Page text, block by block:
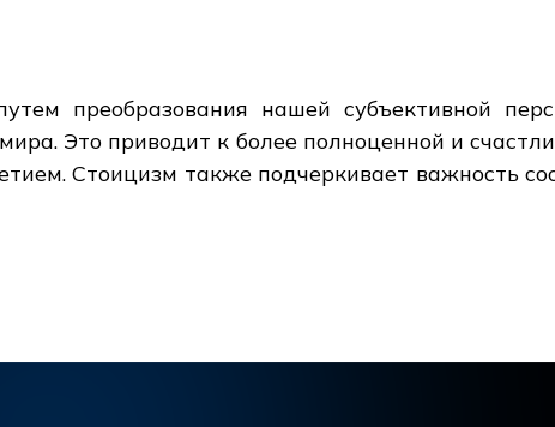
преобразования нашей субъективной
Это приводит к более полноценной и
Стоицизм также подчеркивает важность